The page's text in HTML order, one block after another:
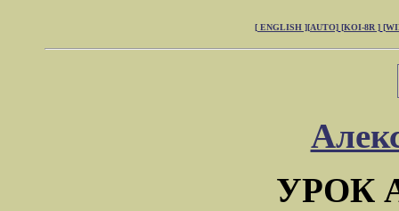
[ ENGLISH ][AUTO] [KOI-8R ]
УРОК